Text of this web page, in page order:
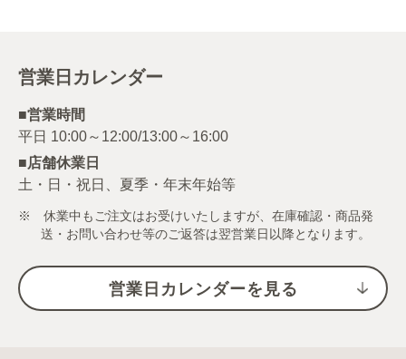
営業日カレンダー
■営業時間
■店舗休業日
土・日・祝日、夏季・年末年始等
※ 休業中もご注文はお受けいたしますが、在庫確認・商品発
送・お問い合わせ等のご返答は翌営業日以降となります。
営業日カレンダーを見る